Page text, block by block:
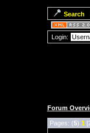
Search
Login:
Forum
Pages: (5) 1